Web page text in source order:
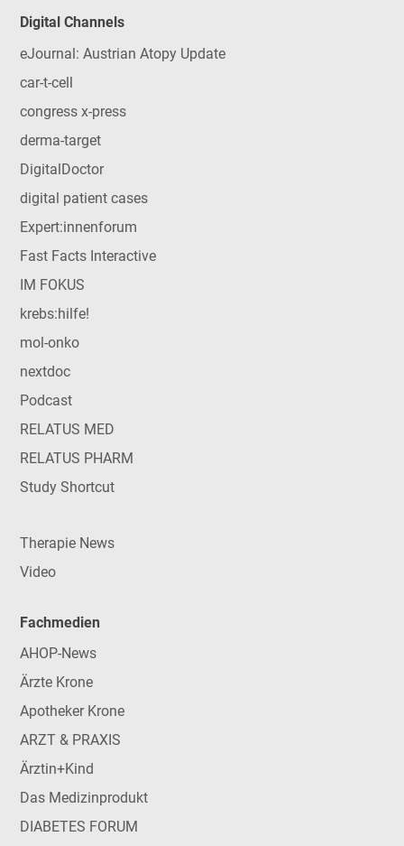
Digital Channels
eJournal: Austrian Atopy Update
car-t-cell
congress x-press
derma-target
DigitalDoctor
digital patient cases
Expert:innenforum
Fast Facts Interactive
IM FOKUS
krebs:hilfe!
mol-onko
nextdoc
Podcast
RELATUS MED
RELATUS PHARM
Study Shortcut
Therapie News
Video
Fachmedien
AHOP-News
Ärzte Krone
Apotheker Krone
ARZT & PRAXIS
Ärztin+Kind
Das Medizinprodukt
DIABETES FORUM